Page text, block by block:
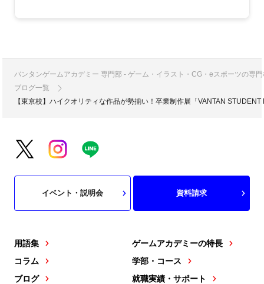
バンタンゲームアカデミー 専門部 - ゲーム・イラスト・CG・eスポーツの専
ブログ一覧
【東京校】ハイクオリティな作品が勢揃い！卒業制作展「VANTAN
用語集
コラム
ブログ
ゲームアカデミーの特長
学部・コース
就職実績・サポート
イベント・説明会 資料請求